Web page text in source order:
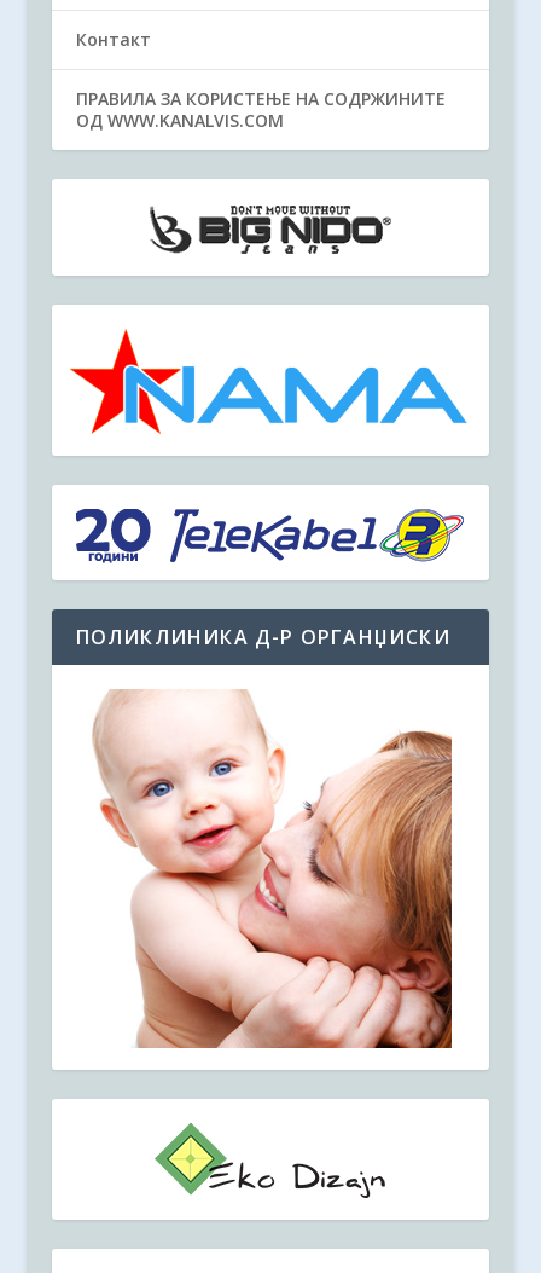
Контакт
ПРАВИЛА ЗА КОРИСТЕЊЕ НА СОДРЖИНИТЕ
ОД WWW.KANALVIS.COM
ПОЛИКЛИНИКА Д-Р ОРГАНЏИСКИ